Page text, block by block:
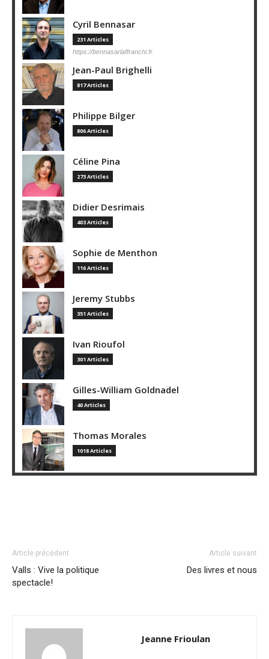
Cyril Bennasar
231 Articles
https://bennasarlaffranchi.fr
Jean-Paul Brighelli
817 Articles
Philippe Bilger
806 Articles
Céline Pina
273 Articles
Didier Desrimais
403 Articles
Sophie de Menthon
116 Articles
Jeremy Stubbs
351 Articles
Ivan Rioufol
301 Articles
Gilles-William Goldnadel
40 Articles
Thomas Morales
1018 Articles
Article précédent
Valls : Vive la politique
spectacle!
Article suivant
Des livres et nous
Jeanne Frioulan